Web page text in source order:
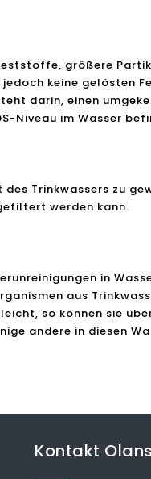
größere
jedoch keine gelösten
darin, einen
Niveau im Wasser
Trinkwassers zu
werden kann.
in
aus
so können sie
andere in diesen
Kontakt